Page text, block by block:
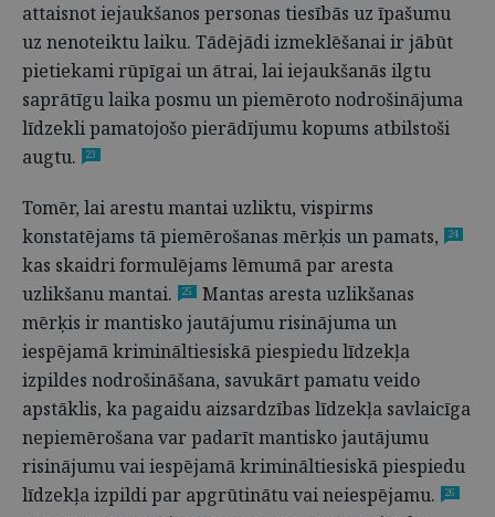
attaisnot iejaukšanos personas tiesībās uz īpašumu
uz nenoteiktu laiku. Tādējādi izmeklēšanai ir jābūt
pietiekami rūpīgai un ātrai, lai iejaukšanās ilgtu
saprātīgu laika posmu un piemēroto nodrošinājuma
līdzekli pamatojošo pierādījumu kopums atbilstoši
augtu.
23
Tomēr, lai arestu mantai uzliktu, vispirms
konstatējams tā piemērošanas mērķis un pamats,
24
kas skaidri formulējams lēmumā par aresta
uzlikšanu mantai.
25
Mantas aresta uzlikšanas
mērķis ir mantisko jautājumu risinājuma un
iespējamā krimināltiesiskā piespiedu līdzekļa
izpildes nodrošināšana, savukārt pamatu veido
apstāklis, ka pagaidu aizsardzības līdzekļa savlaicīga
nepiemērošana var padarīt mantisko jautājumu
risinājumu vai iespējamā krimināltiesiskā piespiedu
līdzekļa izpildi par apgrūtinātu vai neiespējamu.
26